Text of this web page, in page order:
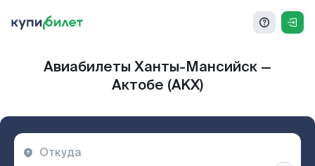
Авиабилеты Ханты-Мансийск —
Актобе (AKX)